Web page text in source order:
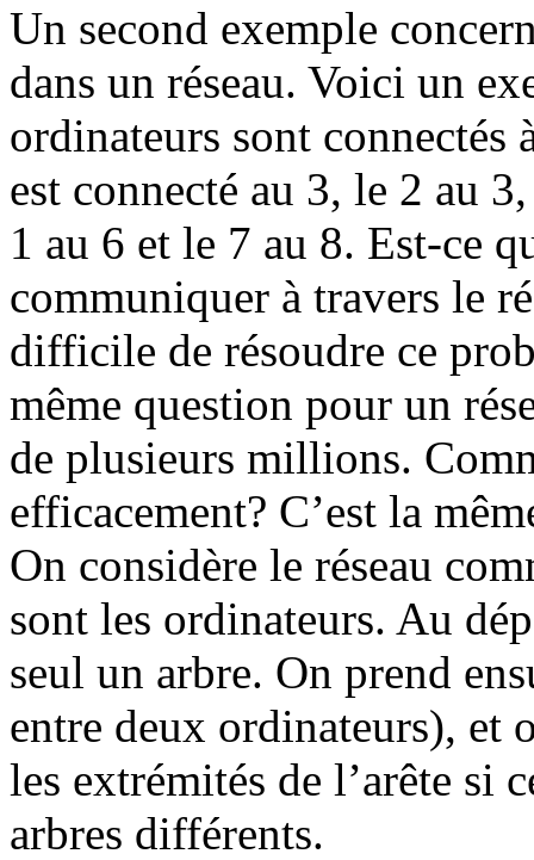
Un second exemple
dans un réseau. Voici un
ordinateurs sont connectés
est connecté au 3, le 2 au
1 au 6 et le 7 au 8. Est-ce
communiquer à travers le
difficile de résoudre ce
même question pour un
de plusieurs millions.
efficacement? C’est la
On considère le réseau
sont les ordinateurs. Au
seul un arbre. On prend
entre deux ordinateurs), et
les extrémités de l’arête si
arbres différents.